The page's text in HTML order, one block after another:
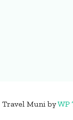
Travel Muni byWP